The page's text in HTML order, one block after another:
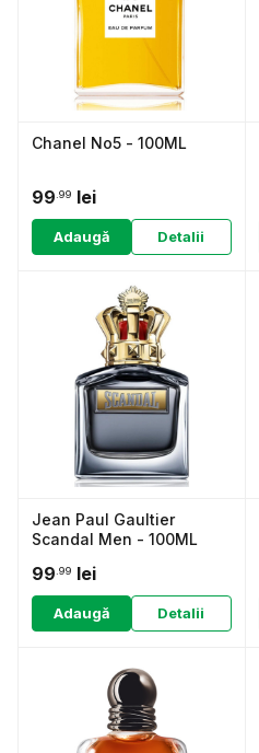
Chanel No5 - 100ML
99 .99 lei
Adaugă Detalii
Jean Paul Gaultier
Scandal Men - 100ML
99 .99 lei
Adaugă Detalii